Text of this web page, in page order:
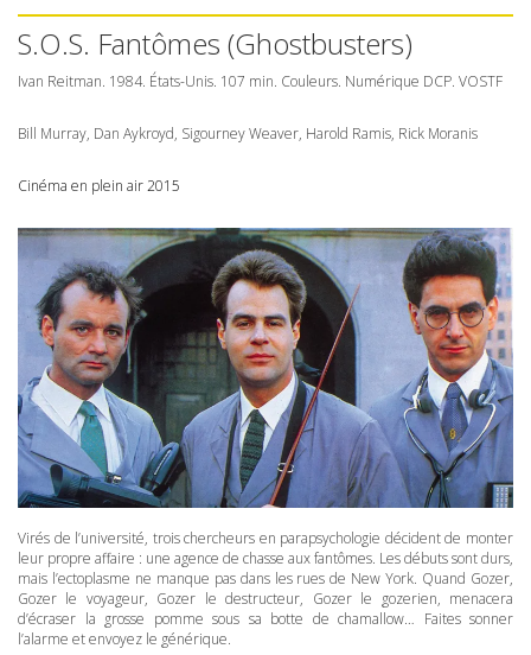
S.O.S. Fantômes (Ghostbusters)
Ivan Reitman. 1984. États-Unis. 107 min. Couleurs. Numérique DCP. VOSTF
Bill Murray, Dan Aykroyd, Sigourney Weaver, Harold Ramis, Rick Moranis
Cinéma en plein air 2015
Virés de l’université, trois chercheurs en parapsychologie décident de monter
leur propre affaire : une agence de chasse aux fantômes. Les débuts sont durs,
mais l’ectoplasme ne manque pas dans les rues de New York. Quand Gozer,
Gozer le voyageur, Gozer le destructeur, Gozer le gozerien, menacera
d’écraser la grosse pomme sous sa botte de chamallow… Faites sonner
l’alarme et envoyez le générique.